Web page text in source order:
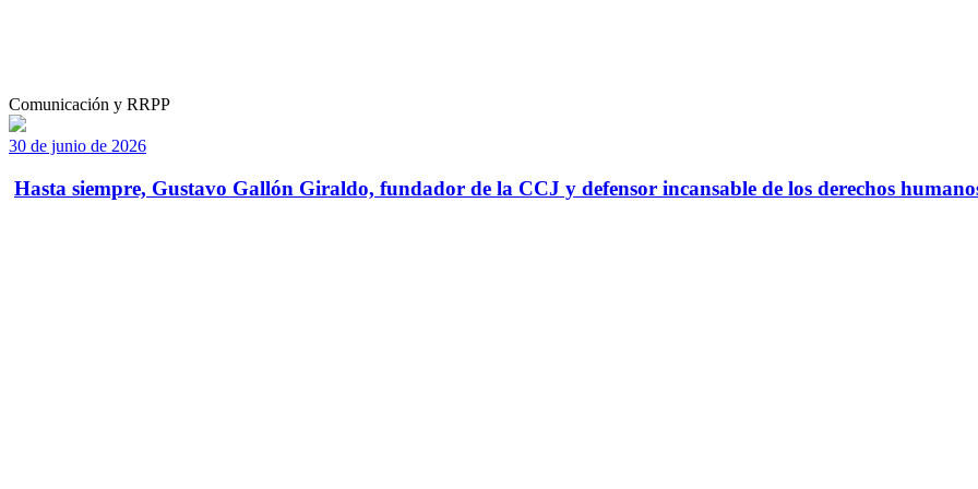
Comunicación y RRPP
30 de junio de 2026
Hasta siempre, Gustavo Gallón Giraldo, fundador de la CCJ y defensor incansable de los derechos